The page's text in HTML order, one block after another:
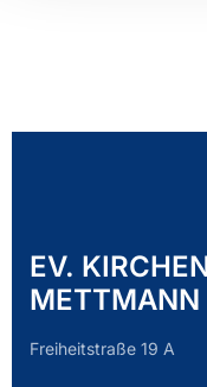
EV.
METTMANN
Freiheitstraße 19 A